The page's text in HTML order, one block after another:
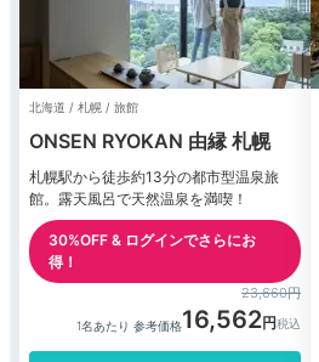
北海道 / 札幌 / 旅館
ONSEN RYOKAN 由縁 札幌
札幌駅から徒歩約13分の都市型温泉旅
館。露天風呂で天然温泉を満喫！
30%OFF & ログインでさらにお
得！
23,660円
1名あたり 参考価格16,562